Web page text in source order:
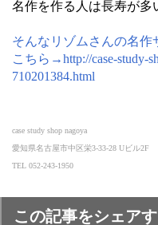
名作を作る人は長寿が多
そんなリゾムさんの名作
こちら→http://case-study-
710201384.html
case study shop nagoya
愛知県名古屋市中区栄3-33-28 Uビル2F
TEL 052-243-1950
この記事をシェア